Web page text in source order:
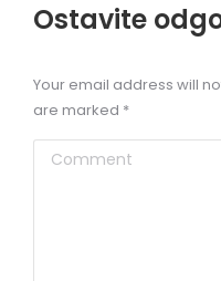
Ostavite
Your email address will
are marked *
Comment